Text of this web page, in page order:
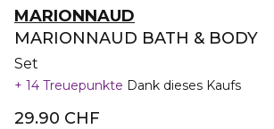
MARIONNAUD
MARIONNAUD BATH & BODY
Set
14 Treuepunkte Dank dieses Kaufs
29.90 CHF